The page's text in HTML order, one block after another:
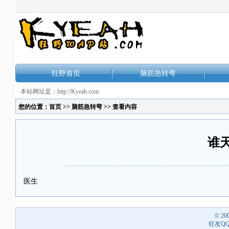
狂野首页 脑筋急转弯
本站网址是：http://Kyeah.com
您的位置： 首页 >> 脑筋急转弯 >> 查看内容
谁
医生
©
狂友